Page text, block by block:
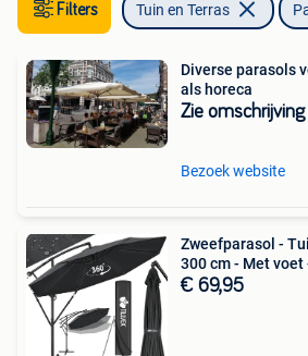
Filters Tuin en Terras
Diverse parasols
als horeca
Zie omschrijving
Bezoek website
Zweefparasol -
300 cm - Met voet
€ 69,95